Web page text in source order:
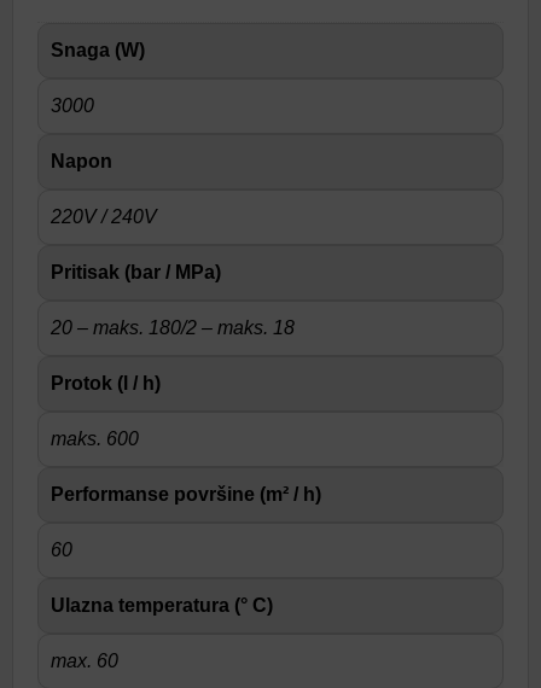
Snaga (W)
3000
Napon
220V / 240V
Pritisak (bar / MPa)
20 – maks. 180/2 – maks. 18
Protok (l / h)
maks. 600
Performanse površine (m² / h)
60
Ulazna temperatura (° C)
max. 60